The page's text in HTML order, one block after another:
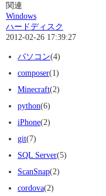
関連
Windows
ハードディスク
2012-02-26 17:39:27
パソコン(4)
composer(1)
Minecraft(2)
python(6)
iPhone(2)
git(7)
SQL Server(5)
ScanSnap(2)
cordova(2)